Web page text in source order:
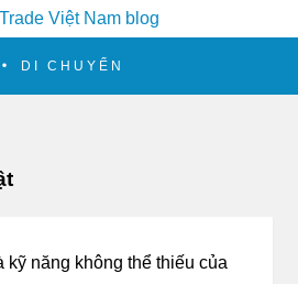
Việt Nam blog
DI CHUYỂN
kỹ năng không thể thiếu của